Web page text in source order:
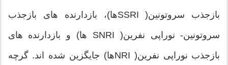
بازجذب سروتونین( SSRIها)، بازدارنده های بازجذب
سروتونین- نوراپی نفرین( SNRI ها) و بازدارنده های
بازجذب نوراپی نفرین( NRIها) جایگزین شده اند. گرچه